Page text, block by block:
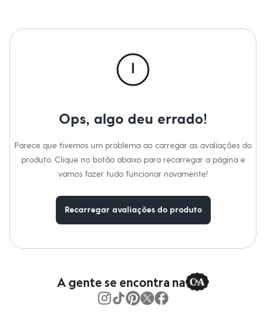
Casacos e Jaquetas
Roupas
Bermudas
Camisas
Casacos e Jaquetas
Bolsas e Mochilas
Chapéus e Bonés
Ops, algo deu errado!
Parece que tivemos um problema ao carregar as avaliações do
produto. Clique no botão abaixo para recarregar a página e
vamos fazer tudo funcionar novamente!
Recarregar avaliações do produto
A gente se encontra na